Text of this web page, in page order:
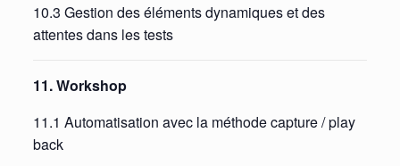
10.3 Gestion des éléments dynamiques et des
attentes dans les tests
11. Workshop
11.1 Automatisation avec la méthode capture / play
back